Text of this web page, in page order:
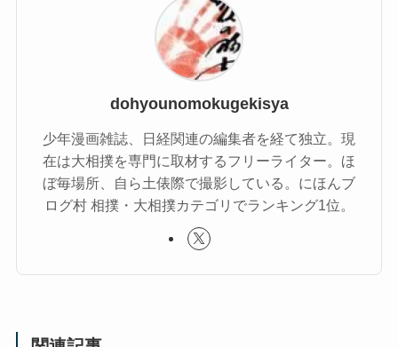
dohyounomokugekisya
少年漫画雑誌、日経関連の編集者を経て独立。現
在は大相撲を専門に取材するフリーライター。ほ
ぼ毎場所、自ら土俵際で撮影している。にほんブ
ログ村 相撲・大相撲カテゴリでランキング1位。